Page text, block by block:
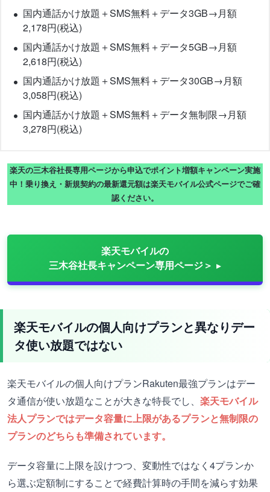
国内通話かけ放題＋SMS無料＋データ3GB→月額
2,178円(税込)
国内通話かけ放題＋SMS無料＋データ5GB→月額
2,618円(税込)
国内通話かけ放題＋SMS無料＋データ30GB→月額
3,058円(税込)
国内通話かけ放題＋SMS無料＋データ無制限→月額
3,278円(税込)
楽天の三木谷社長専用ページから申込でポイント増額キャンペーン実施
中！乗り換え・新規契約の最新還元額は楽天モバイル公式ページでご確
認ください。
楽天モバイルの
三木谷社長キャンペーン専用ページ＞
楽天モバイルの個人向けプランと異なりデー
タ使い放題ではない
楽天モバイルの個人向けプランRakuten最強プランはデー
タ通信が使い放題なことが大きな特長でし、 楽天モバイル
法人プランではデータ容量に上限があるプランと無制限の
プランのどちらも準備されています。
データ容量に上限を設けつつ、変動性ではなく4プランか
ら選ぶ定額制にすることで経費計算時の手間を減らす効果